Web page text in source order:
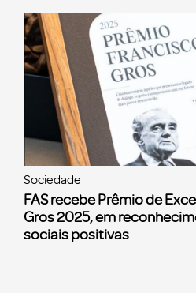
Sociedade
FAS recebe Prêmio de
Gros 2025, em
sociais positivas